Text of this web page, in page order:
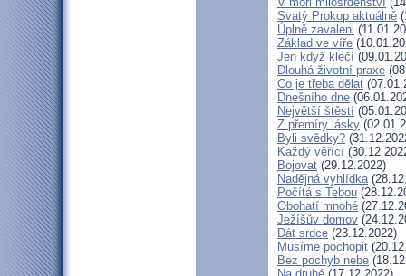
Svatý Prokop aktuálně
Úplně zavaleni
Základ ve víře
Jen když klečí
Dlouhá životní praxe
Co je třeba dělat
Dnešního dne
Největší štěstí
Z přemíry lásky
Byli svědky?
Každý věřící
Bojovat (29.12.2022)
Nadějná vyhlídka
Počítá s Tebou
Obohatí mnohé
Ježíšův domov
Dát srdce (23.12.2022)
Musíme pochopit
Bez pochyb nebe